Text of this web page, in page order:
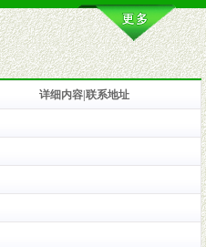
详细内容|联系地址